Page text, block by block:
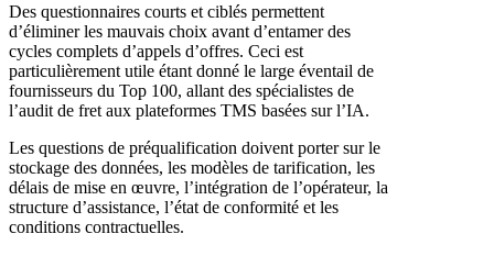
Des questionnaires courts et ciblés permettent
d’éliminer les mauvais choix avant d’entamer des
cycles complets d’appels d’offres. Ceci est
particulièrement utile étant donné le large éventail de
fournisseurs du Top 100, allant des spécialistes de
l’audit de fret aux plateformes TMS basées sur l’IA.
Les questions de préqualification doivent porter sur le
stockage des données, les modèles de tarification, les
délais de mise en œuvre, l’intégration de l’opérateur, la
structure d’assistance, l’état de conformité et les
conditions contractuelles.